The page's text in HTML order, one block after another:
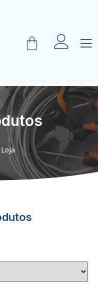
Loja